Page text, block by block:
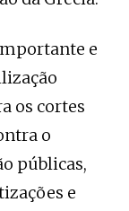
e
os cortes
o
públicas,
e